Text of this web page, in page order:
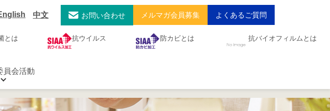
中文 お問い合わせ メルマガ会員募集 よくあるご質問
とは 抗ウイルス 防カビとは 抗バイオフィルムとは
員会活動